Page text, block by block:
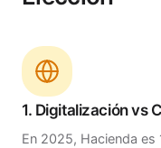
1. Digitalización vs
En 2025, Hacienda